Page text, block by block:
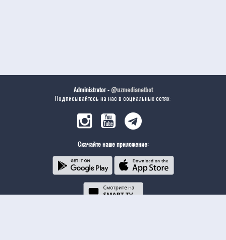
Administrator -@uzmedianetbot
Подписывайтесь на нас в социальных сетях:
Скачайте наше приложение: